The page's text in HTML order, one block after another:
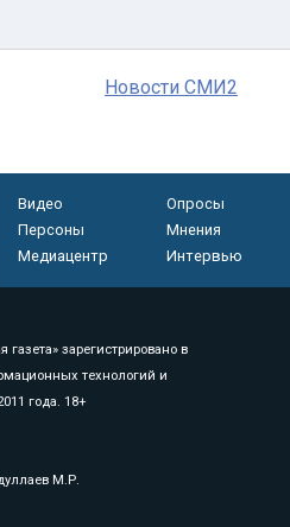
Новости СМИ2
Видео Опросы
Персоны
Мнения
Медиацентр
Интервью
зарегистрировано в
технологий и
года. 18+
М.Р.